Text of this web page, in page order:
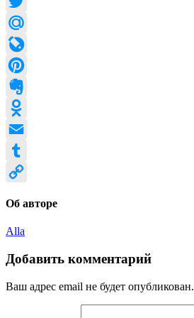
Twitter
Mail.Ru
LiveJournal
Pinterest
Evernote
Odnoklassniki
Email
Tumblr
Об авторе
Alla
Добавить комментарий
Ваш адрес email не будет опубликован.